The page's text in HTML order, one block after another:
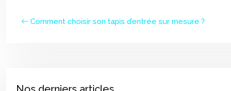
Comment choisir son tapis d’entrée sur mesure ?